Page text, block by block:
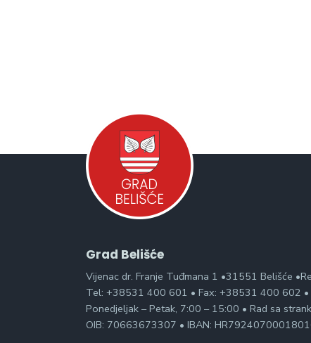
Grad Belišće
Vijenac dr. Franje Tuđmana 1 •31551 Belišće
Tel: +38531 400 601 • Fax: +38531 400 602 •
Ponedjeljak – Petak, 7:00 – 15:00 • Rad sa
OIB: 70663673307 • IBAN: